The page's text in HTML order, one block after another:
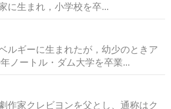
に生まれ，小学校を卒...
ルギーに生まれたが，幼少のときア
ノートル・ダム大学を卒業...
作家クレビヨンを父とし、通称はク